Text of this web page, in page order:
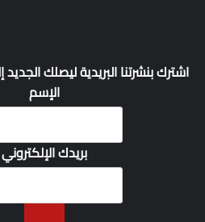
اشترك بنشرتنا البريدية ليصلك الجديد
الإسم
بريدك الإلكتروني